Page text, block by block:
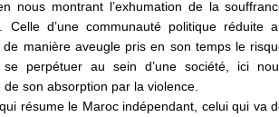
nous montrant l’exhumation de la
Celle d’une communauté politique réduite
manière aveugle pris en son temps le
se perpétuer au sein d’une société, ici
son absorption par la violence.
résume le Maroc indépendant, celui qui va